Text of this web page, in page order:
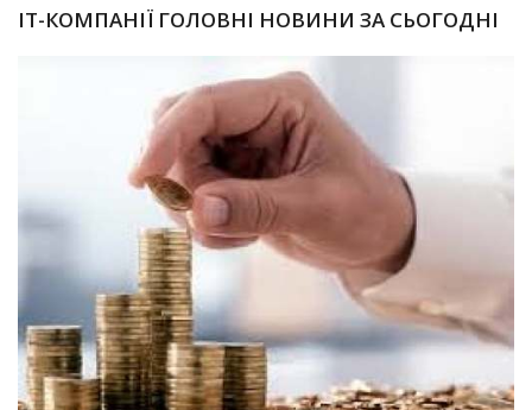
ІТ-КОМПАНІЇ ГОЛОВНІ НОВИНИ ЗА СЬОГОДНІ